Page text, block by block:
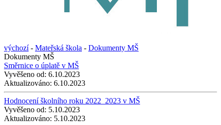
výchozí- Mateřská škola - Dokumenty MŠ
Dokumenty MŠ
Směrnice o úplatě v MŠ
Vyvěšeno od: 6.10.2023
Aktualizováno: 6.10.2023
Hodnocení školního roku 2022_2023 v MŠ
Vyvěšeno od: 5.10.2023
Aktualizováno: 5.10.2023